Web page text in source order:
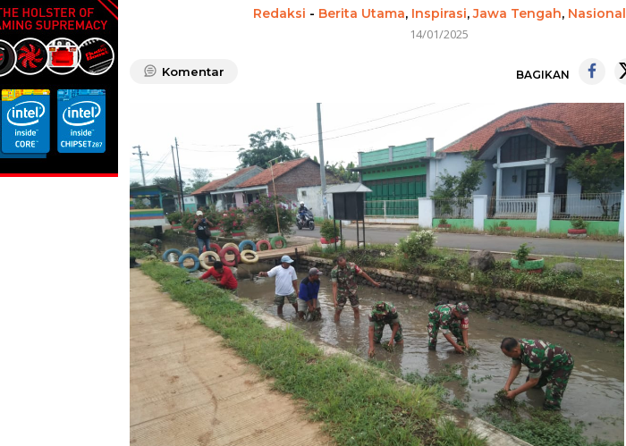
Redaksi - Berita Utama, Inspirasi,Jawa Tengah, Nasional
14/01/2025
Komentar BAGIKAN